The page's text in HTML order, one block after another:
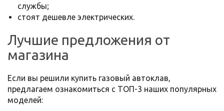
службы;
стоят дешевле электрических.
Лучшие предложения от
магазина
Если вы решили купить газовый автоклав,
предлагаем ознакомиться с ТОП-3 наших популярных
моделей: